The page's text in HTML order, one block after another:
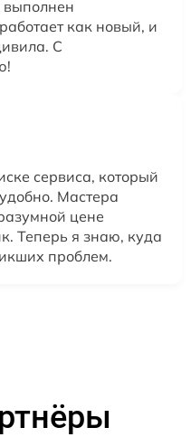
выполнен
как новый, и
С
сервиса, который
Мастера
цене
Теперь я знаю, куда
проблем.